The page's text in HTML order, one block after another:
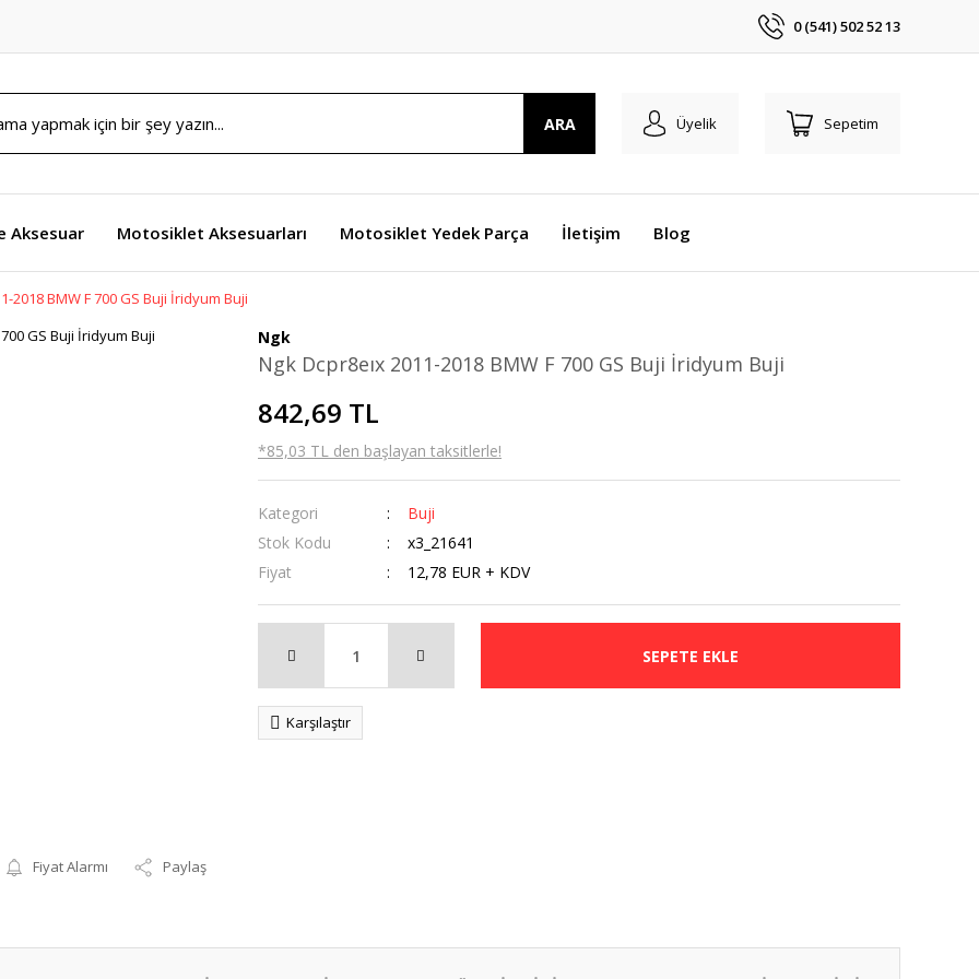
0 (541) 502 52 13
ARA Üyelik Sepetim
Aksesuar Motosiklet Aksesuarları Motosiklet Yedek Parça İletişim Blog
2018 BMW F 700 GS Buji İridyum Buji
Fiyat Alarmı Paylaş
Ngk
Ngk Dcpr8eıx 2011-2018 BMW F 700 GS Buji İridyum Buji
842,69 TL
*85,03 TL den başlayan taksitlerle!
Kategori
Buji
Stok Kodu
x3_21641
Fiyat
12,78 EUR + KDV
SEPETE EKLE
Karşılaştır